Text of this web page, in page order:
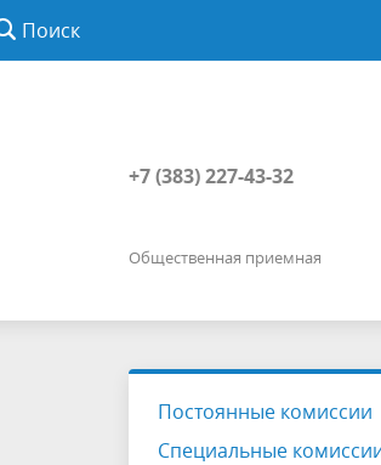
Поиск
+7 (383) 227-43-32
Общественная приемная
Постоянные комиссии
Специальные